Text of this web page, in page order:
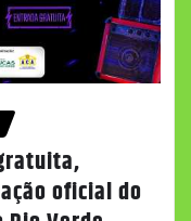
oficial do